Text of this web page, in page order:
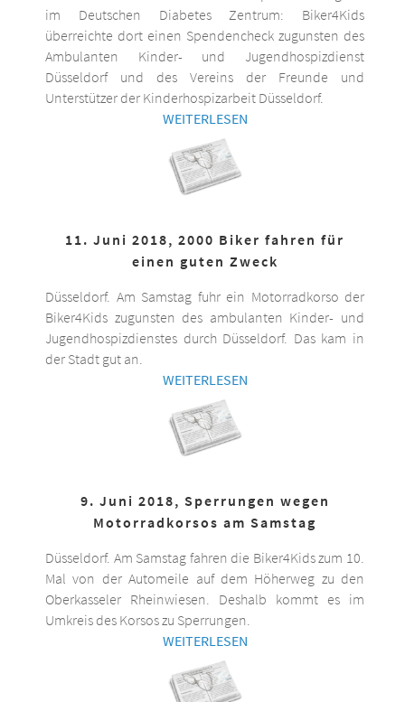
im Deutschen Diabetes Zentrum: Biker4Kids
überreichte dort einen Spendencheck zugunsten des
Ambulanten Kinder- und Jugendhospizdienst
Düsseldorf und des Vereins der Freunde und
Unterstützer der Kinderhospizarbeit Düsseldorf.
WEITERLESEN
11. Juni 2018, 2000 Biker fahren für
einen guten Zweck
Düsseldorf. Am Samstag fuhr ein Motorradkorso der
Biker4Kids zugunsten des ambulanten Kinder- und
Jugendhospizdienstes durch Düsseldorf. Das kam in
der Stadt gut an.
WEITERLESEN
9. Juni 2018, Sperrungen wegen
Motorradkorsos am Samstag
Düsseldorf. Am Samstag fahren die Biker4Kids zum 10.
Mal von der Automeile auf dem Höherweg zu den
Oberkasseler Rheinwiesen. Deshalb kommt es im
Umkreis des Korsos zu Sperrungen.
WEITERLESEN